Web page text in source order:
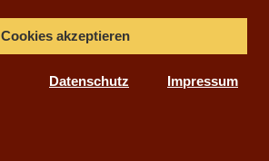
Cookies akzeptieren
Datenschutz Impressum